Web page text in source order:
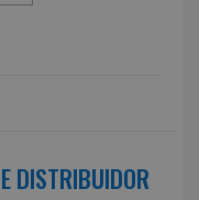
DISTRIBUIDOR